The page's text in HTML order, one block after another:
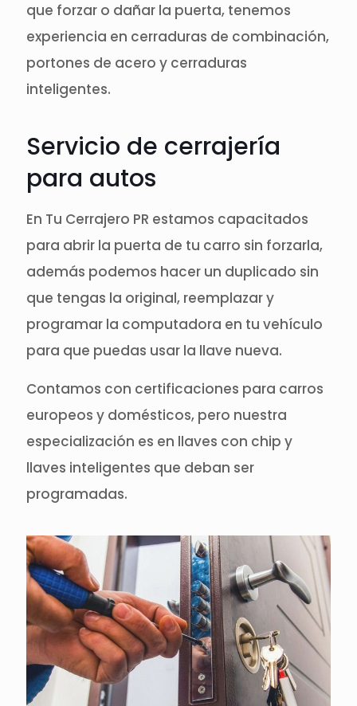
que forzar o dañar la puerta, tenemos
experiencia en cerraduras de combinación,
portones de acero y cerraduras
inteligentes.
Servicio de cerrajería
para autos
En Tu Cerrajero PR estamos capacitados
para abrir la puerta de tu carro sin forzarla,
además podemos hacer un duplicado sin
que tengas la original, reemplazar y
programar la computadora en tu vehículo
para que puedas usar la llave nueva.
Contamos con certificaciones para carros
europeos y domésticos, pero nuestra
especialización es en llaves con chip y
llaves inteligentes que deban ser
programadas.